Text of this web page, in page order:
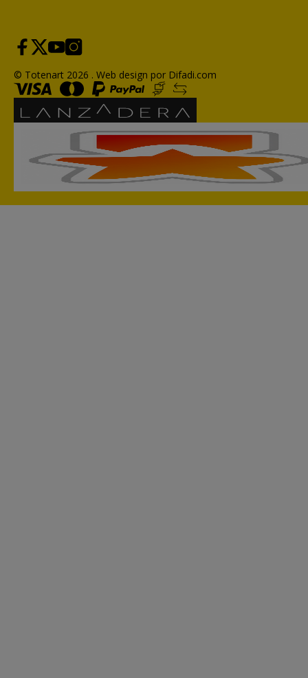
© Totenart 2026 . Web design por Difadi.com